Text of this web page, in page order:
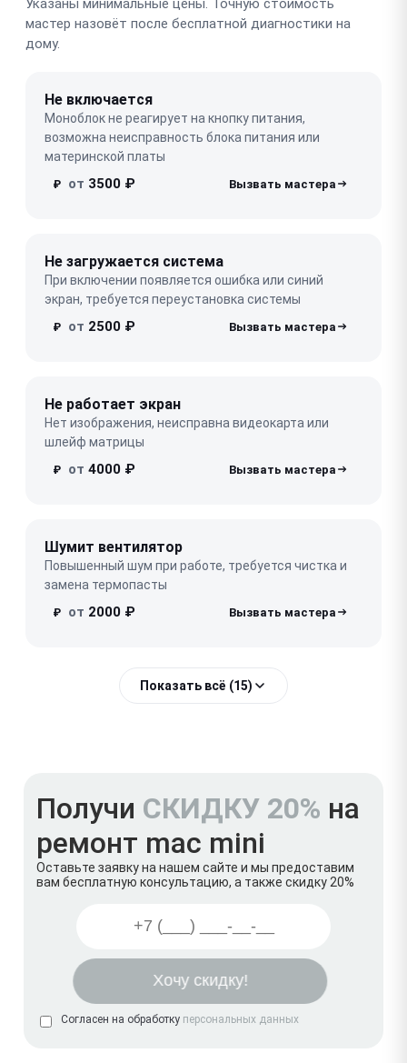
мастер назовёт после бесплатной диагностики на
дому.
Не включается
Моноблок не реагирует на кнопку питания,
возможна неисправность блока питания или
материнской платы
₽ от 3500 ₽
Не загружается система
При включении появляется ошибка или синий
экран, требуется переустановка системы
₽ от 2500 ₽
Не работает экран
Нет изображения, неисправна видеокарта или
шлейф матрицы
₽ от 4000 ₽
Шумит вентилятор
Повышенный шум при работе, требуется чистка и
замена термопасты
₽ от 2000 ₽
Показать всё (15)
Получи СКИДКУ 20% на
ремонт mac mini
Оставьте заявку на нашем сайте и мы предоставим
вам бесплатную консультацию, а также скидку 20%
Согласен на обработку персональных данных